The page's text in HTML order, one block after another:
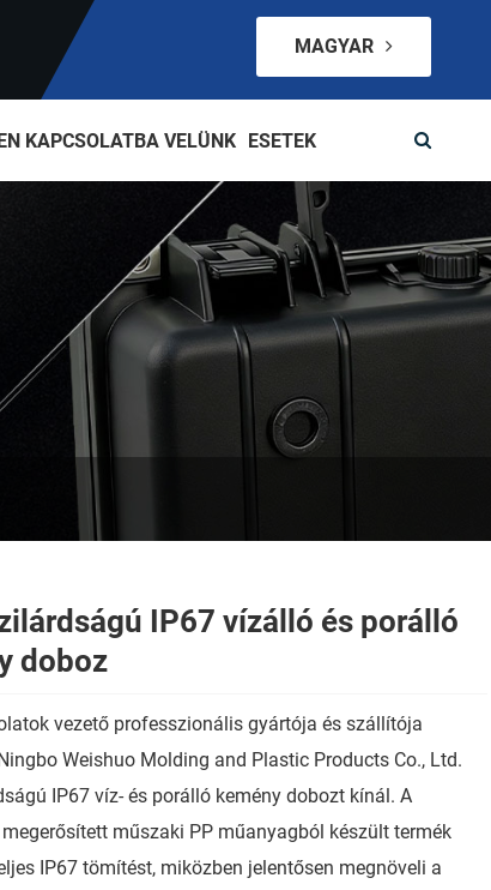
MAGYAR
KAPCSOLATBA VELÜNK ESETEK
IP67 vízálló és porálló
doboz
vezető professzionális gyártója és szállítója
Weishuo Molding and Plastic Products Co., Ltd.
IP67 víz- és porálló kemény dobozt kínál. A
műszaki PP műanyagból készült termék
IP67 tömítést, miközben jelentősen megnöveli a